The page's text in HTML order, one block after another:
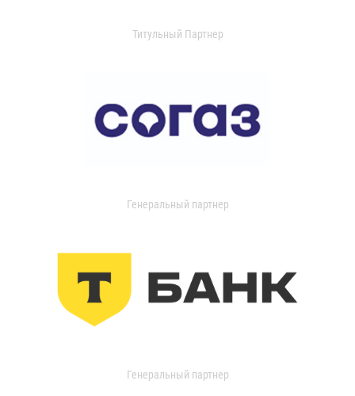
Титульный Партнер
Генеральный партнер
Генеральный партнер